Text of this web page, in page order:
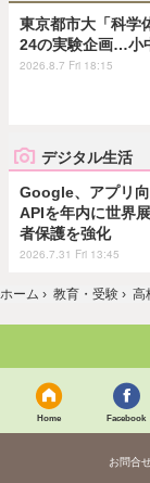
東京都市大「科学
24の実験企画…小
2026.8.7 Fri 18:15
デジタル生活
Google、アプリ
APIを年内に世界
者保護を強化
2026.7.31 Fri 13:45
ホーム › 教育・受験 › 高
Home Facebook
お問合